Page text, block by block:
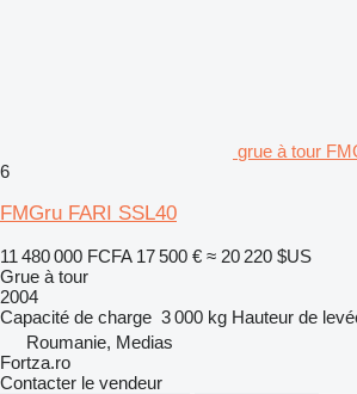
grue à tour
6
FMGru FARI SSL40
11 480 000 FCFA 17 500 € ≈ 20 220 $US
Grue à tour
2004
Capacité de charge 3 000 kg Hauteur de
Roumanie, Medias
Fortza.ro
Contacter le vendeur